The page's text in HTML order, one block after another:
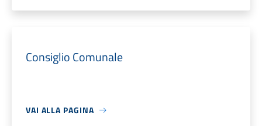
Consiglio Comunale
VAI ALLA PAGINA